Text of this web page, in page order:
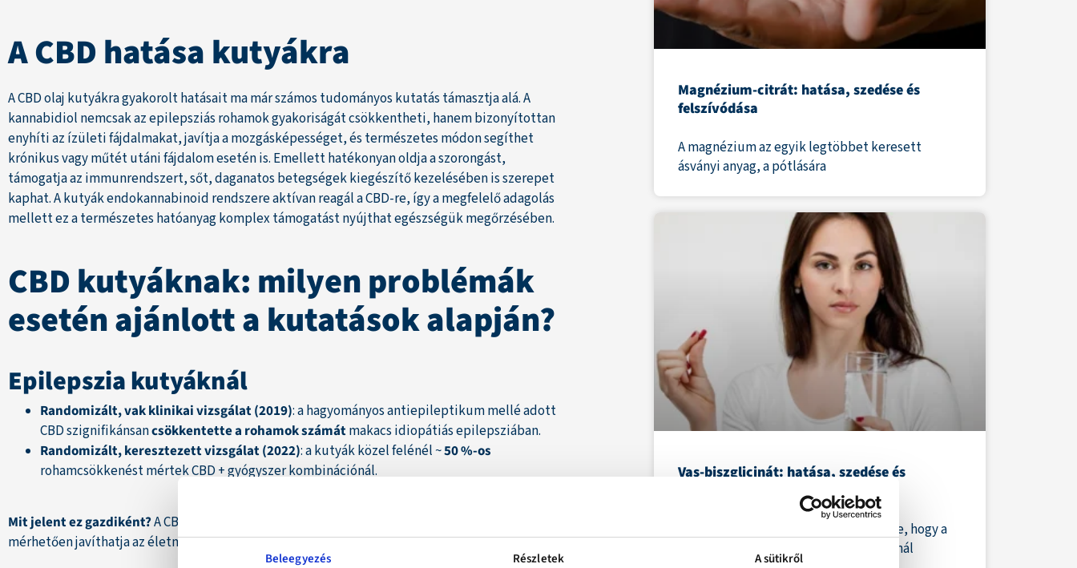
Beleegyezés Részletek A sütikről
A CBD hatása kutyákra
A CBD olaj kutyákra gyakorolt hatásait ma már számos tudományos kutatás támasztja alá. A
kannabidiol nemcsak az epilepsziás rohamok gyakoriságát csökkentheti, hanem bizonyítottan
enyhíti az ízületi fájdalmakat, javítja a mozgásképességet, és természetes módon segíthet
krónikus vagy műtét utáni fájdalom esetén is. Emellett hatékonyan oldja a szorongást,
támogatja az immunrendszert, sőt, daganatos betegségek kiegészítő kezelésében is szerepet
kaphat. A kutyák endokannabinoid rendszere aktívan reagál a CBD-re, így a megfelelő adagolás
mellett ez a természetes hatóanyag komplex támogatást nyújthat egészségük megőrzésében.
CBD kutyáknak: milyen problémák
esetén ajánlott a kutatások alapján?
Epilepszia kutyáknál
Randomizált, vak klinikai vizsgálat (2019): a hagyományos antiepileptikum mellé adott
CBD szignifikánsancsökkentette a rohamok számátmakacs idiopátiás epilepsziában.
Randomizált, keresztezett vizsgálat (2022): a kutyák közel felénél ~50 %-os
rohamcsökkenést mértek CBD + gyógyszer kombinációnál.
Mit jelent ez gazdiként?A CBD nem váltja ki a gyógyszereket, de azok kiegészítéseként
mérhetően javíthatja az életminőséget és csökkentheti az epilepsziás roham okozta terhelést.
Magnézium-citrát: hatása, szedése és
felszívódása
A magnézium az egyik legtöbbet keresett
ásványi anyag, a pótlására
Vas-biszglicinát: hatása, szedése és
A vaspótlás egyik visszatérő nehézsége, hogy a
hagyományos vaskészítmények sokaknál